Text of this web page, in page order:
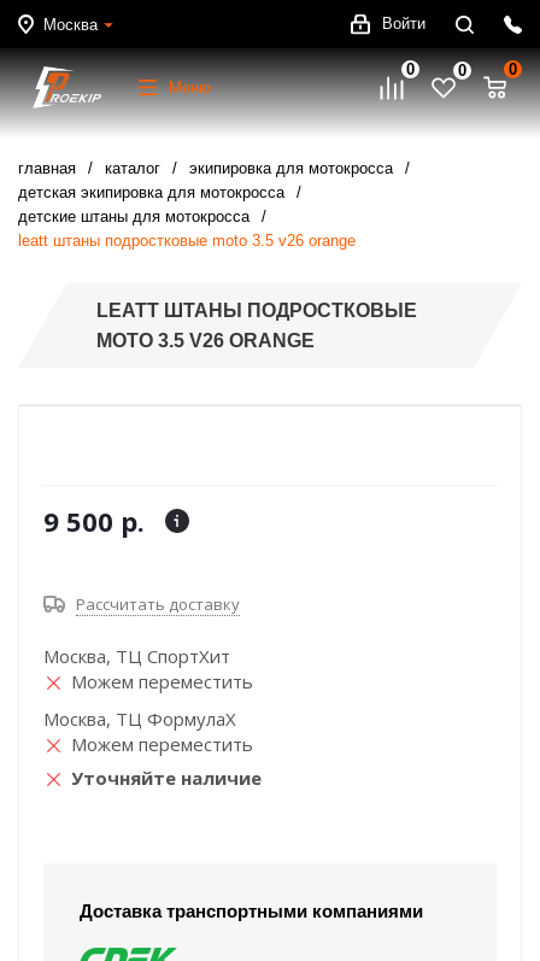
Москва Войти
Меню
0 0 0
главная каталог
экипировка для мотокросса
детская экипировка для мотокросса
детские штаны для мотокросса
leatt штаны подростковые moto 3.5 v26 orange
LEATT ШТАНЫ ПОДРОСТКОВЫЕ
MOTO 3.5 V26 ORANGE
9 500 р.
Рассчитать доставку
Москва, ТЦ СпортХит
Можем переместить
Москва, ТЦ ФормулаХ
Можем переместить
Уточняйте наличие
Доставка транспортными компаниями